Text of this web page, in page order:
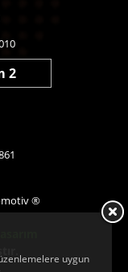
uygun
2
®